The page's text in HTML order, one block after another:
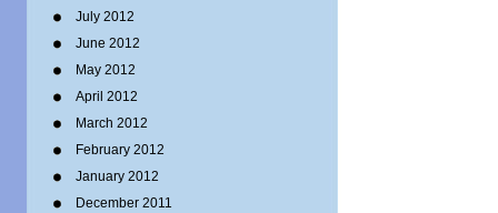
July 2012
June 2012
May 2012
April 2012
March 2012
February 2012
January 2012
December 2011